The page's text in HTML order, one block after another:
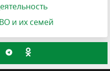
и их семей